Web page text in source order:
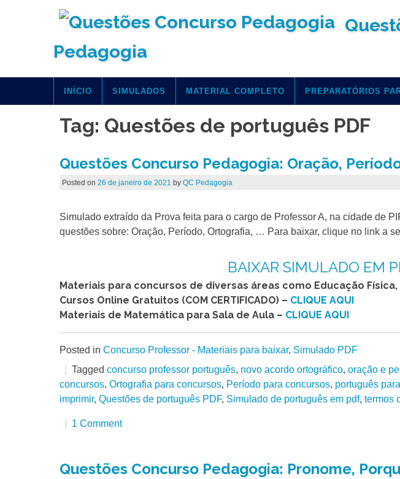
Pedagogia
INÍCIO SIMULADOS MATERIAL COMPLETO PREPARATÓRIOS
Tag: Questões de português PDF
Questões Concurso Pedagogia: Oração,
Posted on 26 de janeiro de 2021 by QC Pedagogia
Simulado extraído da Prova feita para o cargo de Professor A, na cidade de
questões sobre: Oração, Período, Ortografia, … Para baixar, clique no link a
BAIXAR SIMULADO EM
Materiais para concursos de diversas áreas como Educação
Cursos Online Gratuitos (COM CERTIFICADO) – CLIQUE AQUI
Materiais de Matemática para Sala de Aula – CLIQUE AQUI
Posted in Concurso Professor - Materiais para baixar, Simulado PDF
Tagged concurso professor português, novo acordo ortográfico, oração e
concursos, Ortografia para concursos, Período para concursos, português
imprimir, Questões de português PDF, Simulado de português em pdf, termos
1 Comment
Questões Concurso Pedagogia: Pronome,